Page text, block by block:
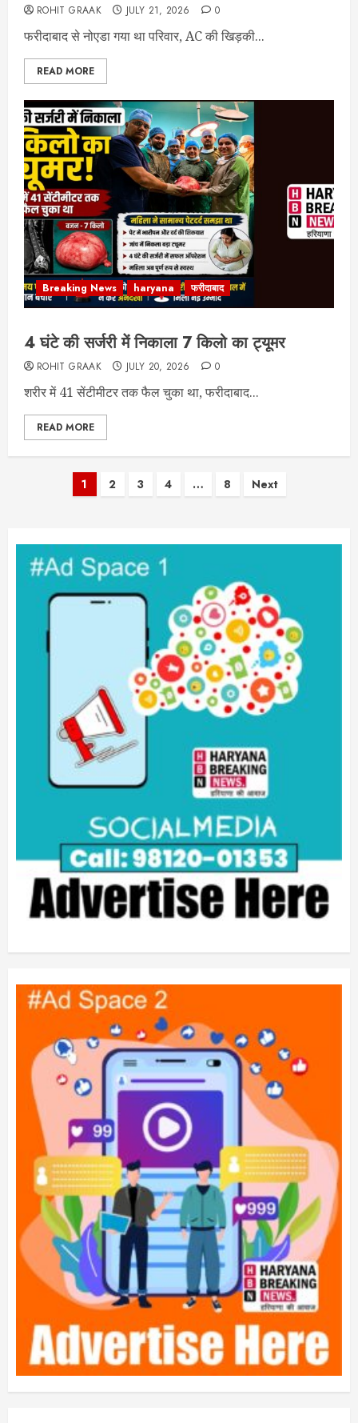
ROHIT GRAAK JULY 21, 2026 0
फरीदाबाद से नोएडा गया था परिवार, AC की खिड़की...
READ MORE
Breaking News haryana फरीदाबाद
4 घंटे की सर्जरी में निकाला 7 किलो का ट्यूमर
ROHIT GRAAK JULY 20, 2026 0
शरीर में 41 सेंटीमीटर तक फैल चुका था, फरीदाबाद...
READ MORE
Posts
1 2 3 4 … 8 Next